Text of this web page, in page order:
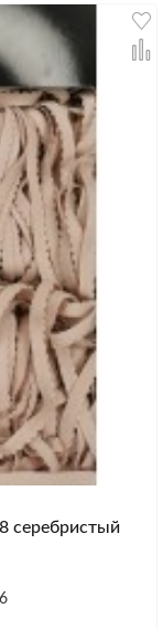
серебристый